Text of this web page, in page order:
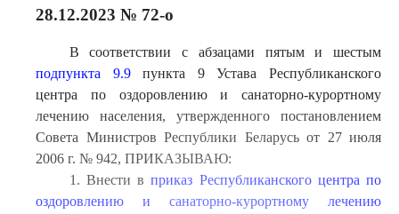
28.12.2023 № 72-о
В соответствии с абзацами пятым и шестым
подпункта 9.9пункта 9 Устава Республиканского
центра по оздоровлению и санаторно-курортному
лечению населения, утвержденного постановлением
Совета Министров Республики Беларусь от 27 июля
2006 г. № 942, ПРИКАЗЫВАЮ:
1. Внести вприказ Республиканского центра по
оздоровлению и санаторно-курортному лечению